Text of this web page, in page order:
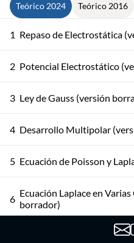
Teórico 2024 Teórico 2016
1 Repaso de Electrostática
2 Potencial Electrostático
3 Ley de Gauss (versión
4 Desarrollo Multipolar
5 Ecuación de Poisson y
6 Ecuación Laplace en
borrador)
Método de Separación de